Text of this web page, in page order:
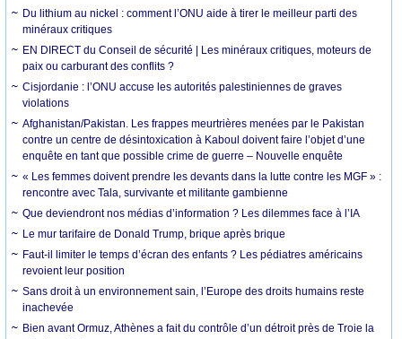
Du lithium au nickel : comment l’ONU aide à tirer le meilleur parti des
minéraux critiques
EN DIRECT du Conseil de sécurité | Les minéraux critiques, moteurs de
paix ou carburant des conflits ?
Cisjordanie : l’ONU accuse les autorités palestiniennes de graves
violations
Afghanistan/Pakistan. Les frappes meurtrières menées par le Pakistan
contre un centre de désintoxication à Kaboul doivent faire l’objet d’une
enquête en tant que possible crime de guerre – Nouvelle enquête
« Les femmes doivent prendre les devants dans la lutte contre les MGF » :
rencontre avec Tala, survivante et militante gambienne
Que deviendront nos médias d’information ? Les dilemmes face à l’IA
Le mur tarifaire de Donald Trump, brique après brique
Faut-il limiter le temps d’écran des enfants ? Les pédiatres américains
revoient leur position
Sans droit à un environnement sain, l’Europe des droits humains reste
inachevée
Bien avant Ormuz, Athènes a fait du contrôle d’un détroit près de Troie la